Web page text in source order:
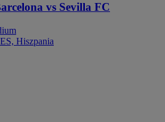
vs Sevilla FC
Hiszpania